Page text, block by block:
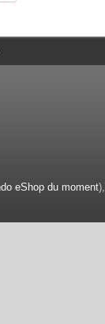
eShop du moment),